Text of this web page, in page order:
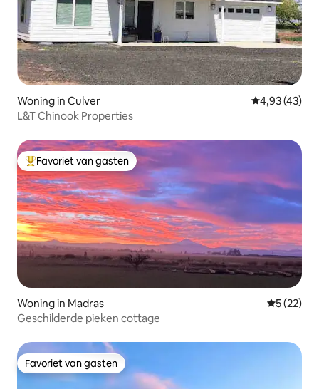
Woning in Culver Gemiddelde
4,93 (43)
L&T Chinook Properties
Topfavoriet van gasten
Favoriet van gasten
Woning in Madras
5 (22)
Geschilderde pieken cottage
Favoriet van gasten
Favoriet van gasten